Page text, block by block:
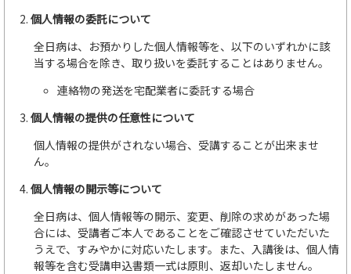
個人情報の委託について
全日病は、お預かりした個人情報等を、以下のいずれかに該
当する場合を除き、取り扱いを委託することはありません。
連絡物の発送を宅配業者に委託する場合
個人情報の提供の任意性について
個人情報の提供がされない場合、受講することが出来ませ
ん。
個人情報の開示等について
全日病は、個人情報等の開示、変更、削除の求めがあった場
合には、受講者ご本人であることをご確認させていただいた
うえで、すみやかに対応いたします。また、入講後は、個人情
報等を含む受講申込書類一式は原則、返却いたしません。